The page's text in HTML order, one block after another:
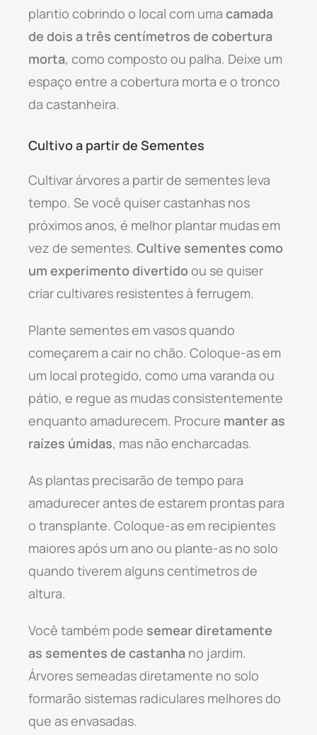
plantio cobrindo o local com uma camada
de dois a três centímetros de cobertura
morta, como composto ou palha. Deixe um
espaço entre a cobertura morta e o tronco
da castanheira.
Cultivo a partir de Sementes
Cultivar árvores a partir de sementes leva
tempo. Se você quiser castanhas nos
próximos anos, é melhor plantar mudas em
vez de sementes. Cultive sementes como
um experimento divertidoou se quiser
criar cultivares resistentes à ferrugem.
Plante sementes em vasos quando
começarem a cair no chão. Coloque-as em
um local protegido, como uma varanda ou
pátio, e regue as mudas consistentemente
enquanto amadurecem. Procure manter as
raízes úmidas, mas não encharcadas.
As plantas precisarão de tempo para
amadurecer antes de estarem prontas para
o transplante. Coloque-as em recipientes
maiores após um ano ou plante-as no solo
quando tiverem alguns centímetros de
altura.
Você também pode semear diretamente
as sementes de castanha no jardim.
Árvores semeadas diretamente no solo
formarão sistemas radiculares melhores do
que as envasadas.